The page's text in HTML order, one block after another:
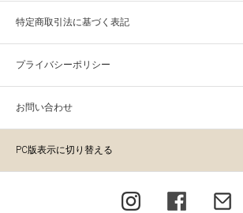
特定商取引法に基づく表記
プライバシーポリシー
お問い合わせ
PC版表示に切り替える